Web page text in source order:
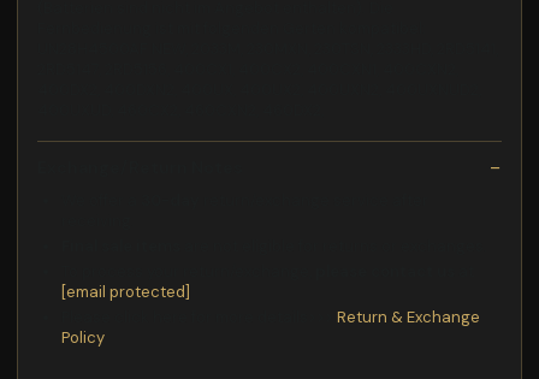
[email protected]
Return & Exchange
Policy